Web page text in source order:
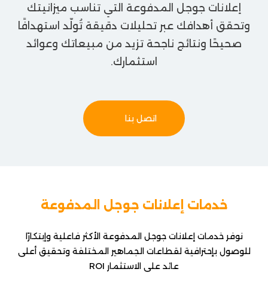
إعلانات جوجل المدفوعة التي تناسب ميزانيتك
وتحقق أهدافك عبر تحليلات دقيقة تُولّد استهدافًا
صحيحًا ونتائج ناجحة تزيد من مبيعاتك وعوائد
استثمارك.
اتصل بنا
خدمات إعلانات جوجل المدفوعة
نوفر خدمات إعلانات جوجل المدفوعة الأكثر فاعلية وإبتكارًا
للوصول بإحترافية لقطاعات الجماهير المختلفة وتحقيق أعلى
عائد على الاستثمار ROI